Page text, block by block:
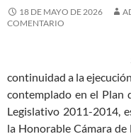
18 DE MAYO DE 2026
COMENTARIO
continuidad a la
contemplado en el Plan
Legislativo 2011-2014,
la Honorable Cámara